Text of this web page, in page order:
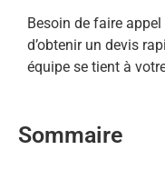
Besoin de faire
d’obtenir un devis
équipe se tient à
Sommaire